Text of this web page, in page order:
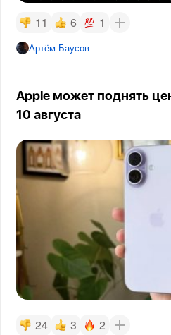
11 6 1
Артём Баусов
Apple может поднять
10 августа
24 3 2